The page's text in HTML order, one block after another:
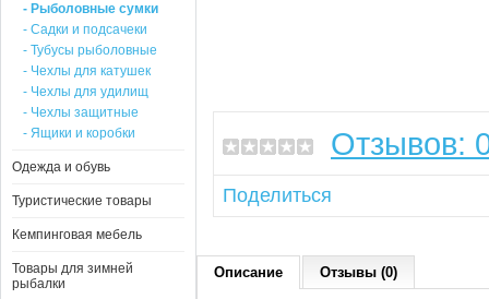
- Рыболовные сумки
- Садки и подсачеки
- Тубусы рыболовные
- Чехлы для катушек
- Чехлы для удилищ
- Чехлы защитные
- Ящики и коробки
Одежда и обувь
Туристические товары
Кемпинговая мебель
Товары для зимней
рыбалки
Отзывов:
Поделиться
Описание Отзывы (0)